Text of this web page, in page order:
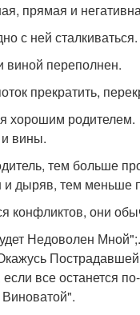
прямая и
с ней сталкиваться.
виной переполнен.
прекратить,
хорошим родителем.
вины.
тем больше
дыряв, тем меньше
конфликтов, они
Недоволен Мной";.
если все останется